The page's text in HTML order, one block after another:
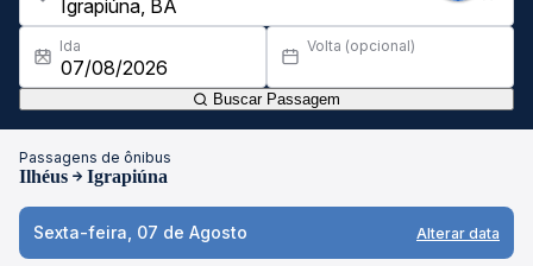
Ida Volta (opcional)
Buscar Passagem
Passagens de ônibus
Ilhéus Igrapiúna
Sexta-feira, 07 de Agosto Alterar data